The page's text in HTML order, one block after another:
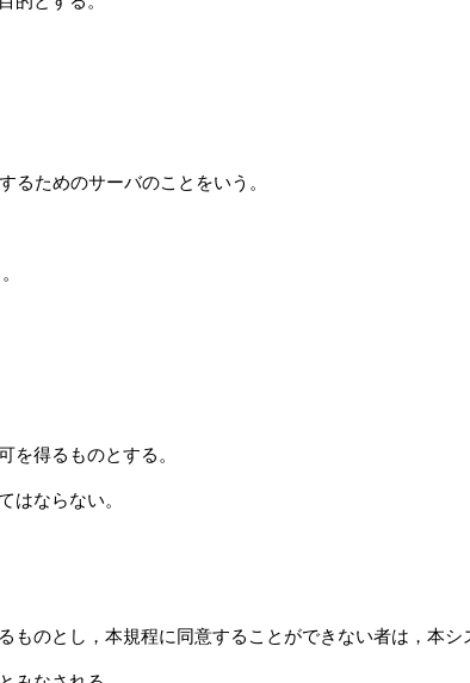
るためのサーバのことをいう。
を得るものとする。
はならない。
のとし，本規程に同意することができない者は，本シ